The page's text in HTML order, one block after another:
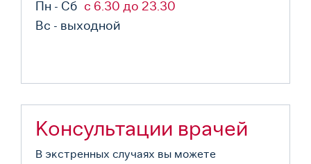
Пн - Сб с 6.30 до 23.30
Вс - выходной
Консультации врачей
В экстренных случаях вы можете